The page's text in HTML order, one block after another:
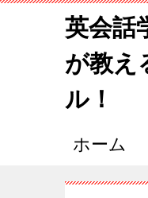
英会話
が教え
ル！
ホーム